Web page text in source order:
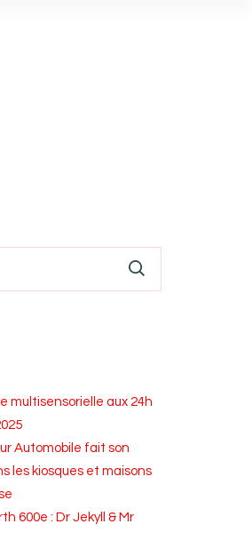
multisensorielle aux 24h
Automobile fait son
les kiosques et maisons
600e : Dr Jekyll & Mr